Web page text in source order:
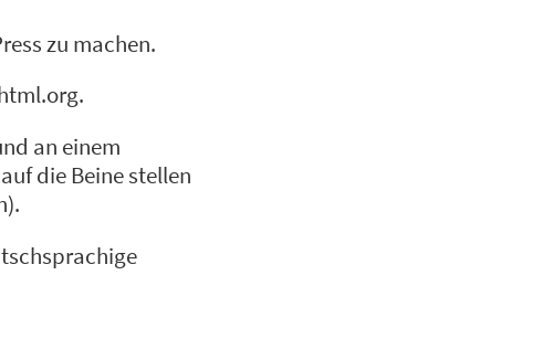
zu machen.
an einem
die Beine stellen